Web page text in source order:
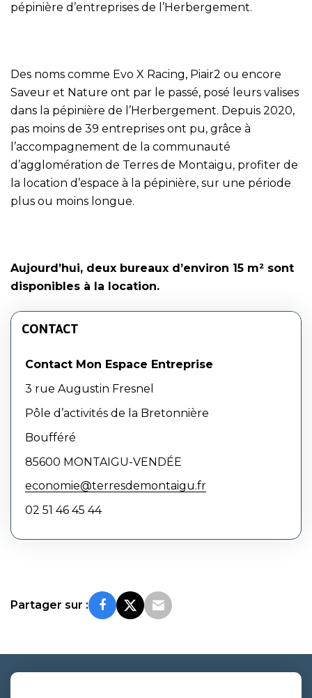
pépinière d’entreprises de l’Herbergement.
Des noms comme Evo X Racing, Piair2 ou encore
Saveur et Nature ont par le passé, posé leurs valises
dans la pépinière de l’Herbergement. Depuis 2020,
pas moins de 39 entreprises ont pu, grâce à
l’accompagnement de la communauté
d’agglomération de Terres de Montaigu, profiter de
la location d’espace à la pépinière, sur une période
plus ou moins longue.
Aujourd’hui, deux bureaux d’environ 15 m² sont
disponibles à la location.
CONTACT
Contact Mon Espace Entreprise
3 rue Augustin Fresnel
Pôle d’activités de la Bretonnière
Boufféré
85600 MONTAIGU-VENDÉE
economie@terresdemontaigu.fr
02 51 46 45 44
Partager sur :